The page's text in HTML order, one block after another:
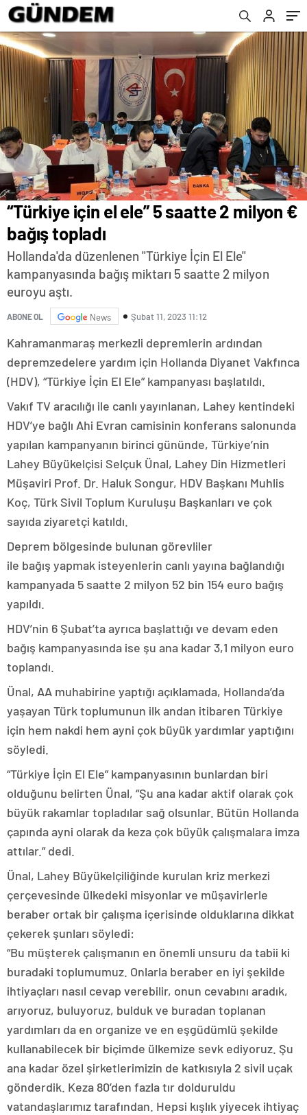
“Türkiye için el ele” 5 saatte 2 milyon €
bağış topladı
Hollanda'da düzenlenen "Türkiye İçin El Ele"
kampanyasında bağış miktarı 5 saatte 2 milyon
euroyu aştı.
ABONE OL News Şubat 11, 2023 11:12
Kahramanmaraş merkezli depremlerin ardından
depremzedelere yardım için Hollanda Diyanet Vakfınca
(HDV), “Türkiye İçin El Ele” kampanyası başlatıldı.
Vakıf TV aracılığı ile canlı yayınlanan, Lahey kentindeki
HDV’ye bağlı Ahi Evran camisinin konferans salonunda
yapılan kampanyanın birinci gününde, Türkiye’nin
Lahey Büyükelçisi Selçuk Ünal, Lahey Din Hizmetleri
Müşaviri Prof. Dr. Haluk Songur, HDV Başkanı Muhlis
Koç, Türk Sivil Toplum Kuruluşu Başkanları ve çok
sayıda ziyaretçi katıldı.
Deprem bölgesinde bulunan görevliler
ile bağış yapmak isteyenlerin canlı yayına bağlandığı
kampanyada 5 saatte 2 milyon 52 bin 154 euro bağış
yapıldı.
HDV’nin 6 Şubat’ta ayrıca başlattığı ve devam eden
bağış kampanyasında ise şu ana kadar 3,1 milyon euro
toplandı.
Ünal, AA muhabirine yaptığı açıklamada, Hollanda’da
yaşayan Türk toplumunun ilk andan itibaren Türkiye
için hem nakdi hem ayni çok büyük yardımlar yaptığını
söyledi.
“Türkiye İçin El Ele” kampanyasının bunlardan biri
olduğunu belirten Ünal, “Şu ana kadar aktif olarak çok
büyük rakamlar topladılar sağ olsunlar. Bütün Hollanda
çapında ayni olarak da keza çok büyük çalışmalara imza
attılar.” dedi.
Ünal, Lahey Büyükelçiliğinde kurulan kriz merkezi
çerçevesinde ülkedeki misyonlar ve müşavirlerle
beraber ortak bir çalışma içerisinde olduklarına dikkat
çekerek şunları söyledi:
“Bu müşterek çalışmanın en önemli unsuru da tabii ki
buradaki toplumumuz. Onlarla beraber en iyi şekilde
ihtiyaçları nasıl cevap verebilir, onun cevabını aradık,
arıyoruz, buluyoruz, bulduk ve buradan toplanan
yardımları da en organize ve en eşgüdümlü şekilde
kullanabilecek bir biçimde ülkemize sevk ediyoruz. Şu
ana kadar özel şirketlerimizin de katkısıyla 2 sivil uçak
gönderdik. Keza 80’den fazla tır dolduruldu
vatandaşlarımız tarafından. Hepsi kışlık yiyecek ihtiyaç